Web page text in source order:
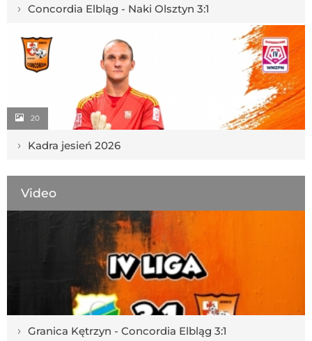
› Concordia Elbląg - Naki Olsztyn 3:1
20
› Kadra jesień 2026
Video
› Granica Kętrzyn - Concordia Elbląg 3:1